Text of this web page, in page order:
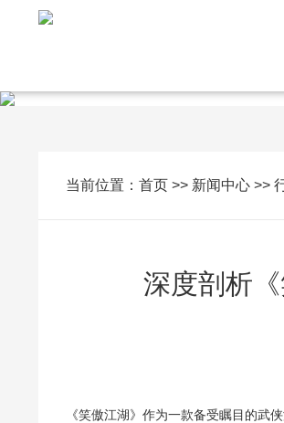
当前位置： 首页 >> 新闻中心 >>
深度剖析
《笑傲江湖》作为一款备受瞩目的武